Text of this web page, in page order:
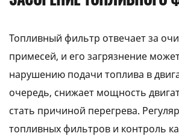
Топливный фильтр отвечает за
примесей, и его загрязнение
нарушению подачи топлива в
очередь, снижает мощность
стать причиной перегрева.
топливных фильтров и контроль